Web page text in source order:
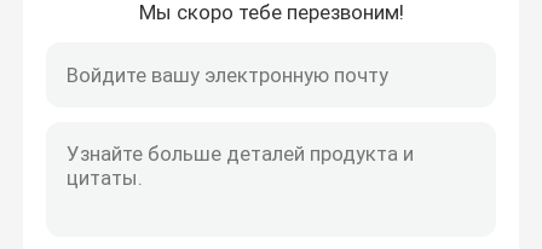
Мы скоро тебе перезвоним!